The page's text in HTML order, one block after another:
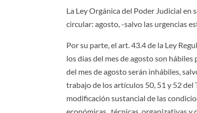
La Ley Orgánica del Poder Judicial
circular: agosto, -salvo las urgencias
Por su parte, el art. 43.4 de la Ley
los días del mes de agosto son
del mes de agosto serán inhábiles,
trabajo de los artículos 50, 51 y 52
modificación sustancial de las